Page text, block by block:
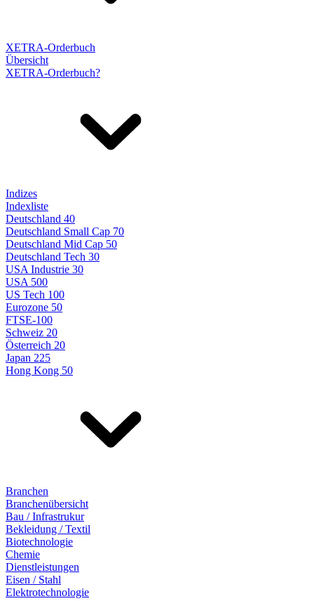
XETRA-Orderbuch
Übersicht
XETRA-Orderbuch?
Indizes
Indexliste
Deutschland 40
Deutschland Small Cap 70
Deutschland Mid Cap 50
Deutschland Tech 30
USA Industrie 30
USA 500
US Tech 100
Eurozone 50
FTSE-100
Schweiz 20
Österreich 20
Japan 225
Hong Kong 50
Branchen
Branchenübersicht
Bau / Infrastrukur
Bekleidung / Textil
Biotechnologie
Chemie
Dienstleistungen
Eisen / Stahl
Elektrotechnologie